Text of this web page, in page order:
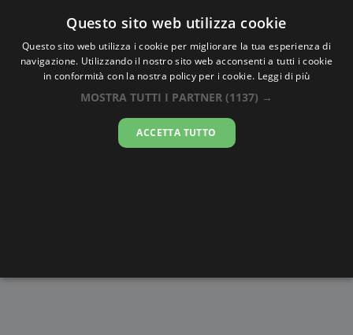
Oraesatta.co
Ora EsattaKaduna
00:32:25
Questo sito web utilizza cookie
Questo sito web utilizza i cookie per migliorare la tua esperienza di
navigazione. Utilizzando il nostro sito web acconsenti a tutti i cookie
in conformità con la nostra policy per i cookie. Leggi di più
MOSTRA TUTTI I PARTNER (1137) →
ACCETTA TUTTO